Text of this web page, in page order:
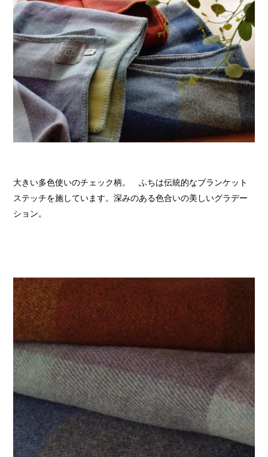
大きい多色使いのチェック柄。 ふちは伝統的なブランケット
ステッチを施しています。深みのある色合いの美しいグラデー
ション。